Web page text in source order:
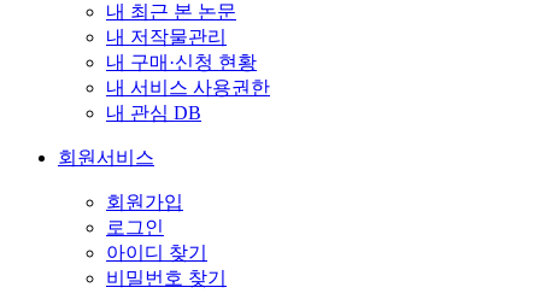
내 최근 본 논문
내 저작물관리
내 구매·신청 현황
내 서비스 사용권한
내 관심 DB
회원서비스
회원가입
로그인
아이디 찾기
비밀번호 찾기